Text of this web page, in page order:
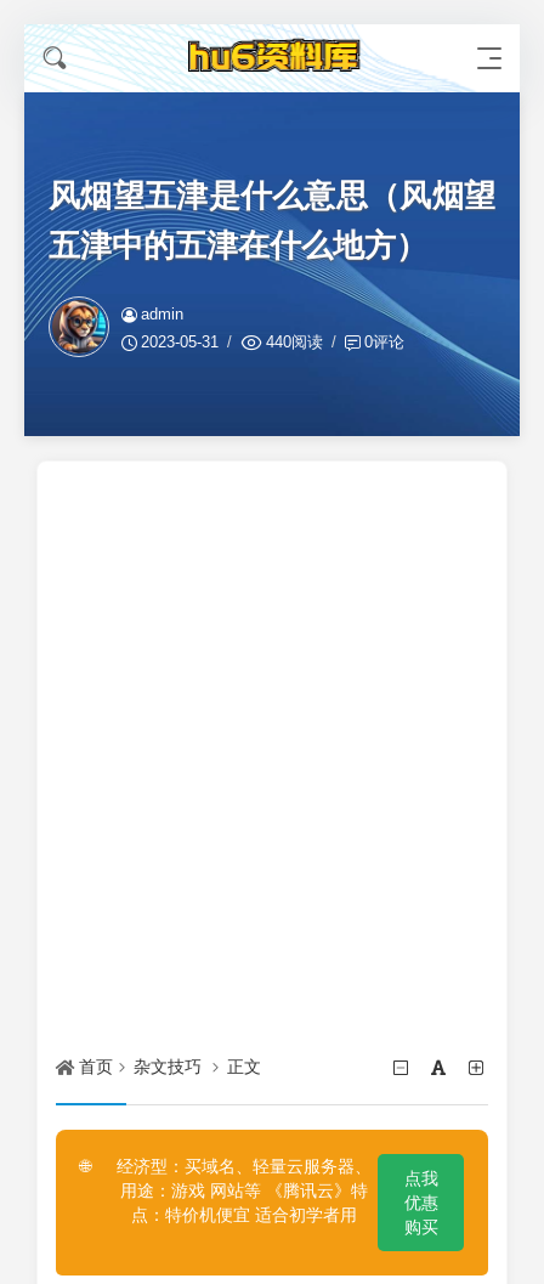
风烟望五津是什么意思（风烟望
五津中的五津在什么地方）
admin
2023-05-31
440阅读 0评论
首页 杂文技巧 正文
🌐
经济型：买域名、轻量云服务器、
用途：游戏 网站等 《腾讯云》特
点：特价机便宜 适合初学者用
点我
优惠
购买